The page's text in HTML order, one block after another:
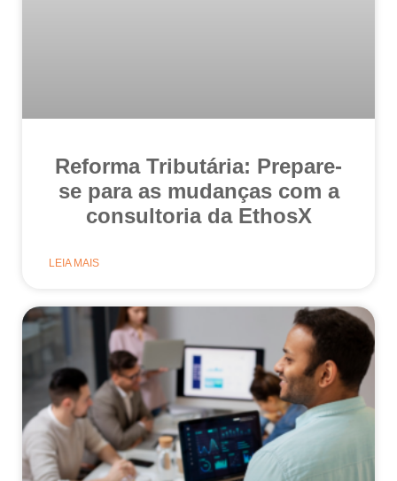
Reforma Tributária: Prepare-
se para as mudanças com a
consultoria da EthosX
LEIA MAIS